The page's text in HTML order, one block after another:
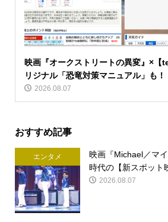
映画『オークストリートの異変』×
リジナル「恐竜対策マニュアル」も！
2026.08.07
おすすめ記事
エンタメ
映画『Michael／マ
時代の【新スポット
2026.08.07